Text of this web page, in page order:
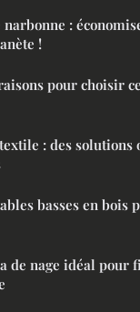
:
!
pour choisir
: des solutions
basses en bois
de nage idéal pour